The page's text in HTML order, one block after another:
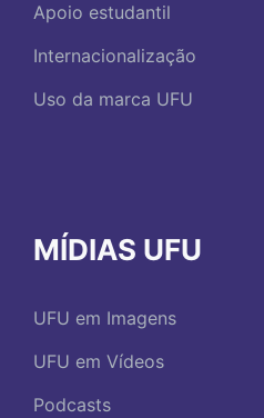
Apoio estudantil
Internacionalização
Uso da marca UFU
MÍDIAS UFU
UFU em Imagens
UFU em Vídeos
Podcasts